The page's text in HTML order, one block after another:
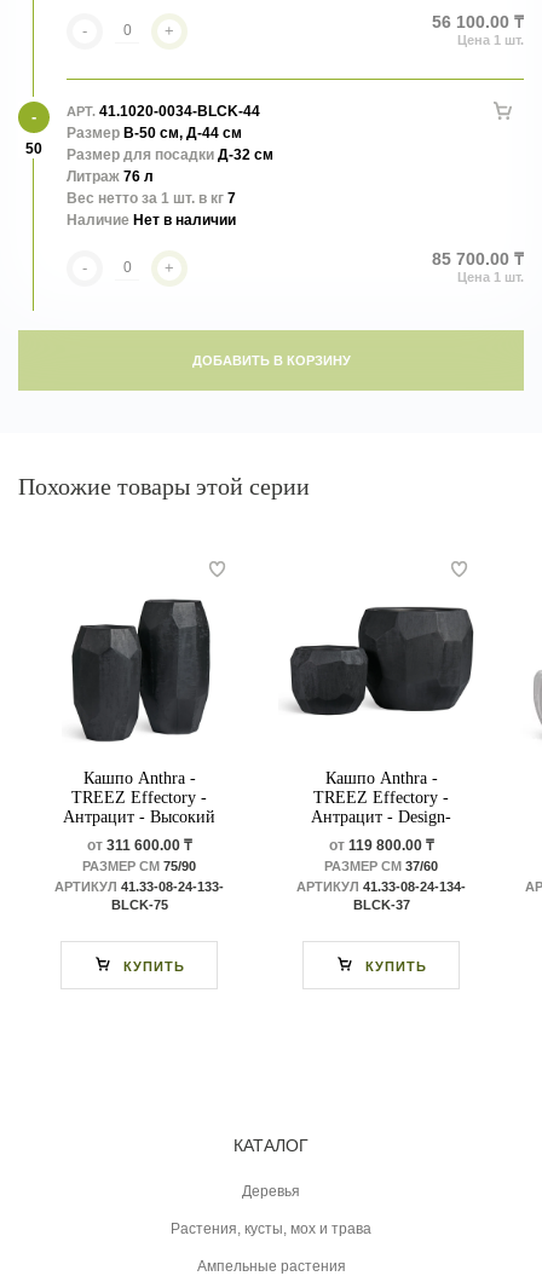
- + 56 100.00 ₸
50
АРТ. 41.1020-0034-BLCK-44
Размер В-50 см, Д-44 см
Размер для посадки Д-32 см
Литраж 76 л
Вес нетто за 1 шт. в кг 7
Наличие Нет в наличии
- + 85 700.00 ₸
ДОБАВИТЬ В КОРЗИНУ
Похожие товары этой серии
Кашпо Anthra -
TREEZ Effectory -
Антрацит - Высокий
Design-многогранник
от311 600.00 ₸
РАЗМЕР СМ 75/90
АРТИКУЛ 41.33-08-24-133-
BLCK-75
КУПИТЬ
Кашпо Anthra -
TREEZ Effectory -
Антрацит - Design-
многогранник
от119 800.00 ₸
РАЗМЕР СМ 37/60
АРТИКУЛ 41.33-08-24-134-
BLCK-37
КУПИТЬ
КАТАЛОГ
Деревья
Растения, кусты, мох и трава
Ампельные растения